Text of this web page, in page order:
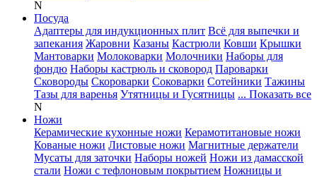
N
Посуда
Адаптеры для индукционных плит Всё для выпечки и
запекания Жаровни Казаны Кастрюли Ковши Крышки
Мантоварки Молоковарки Молочники Наборы для
фондю Наборы кастрюль и сковород Пароварки
Сковороды Скороварки Соковарки Сотейники Тажины
Тазы для варенья Утятницы и Гусятницы ... Показать все
N
Ножи
Керамические кухонные ножи Керамотитановые ножи
Кованые ножи Листовые ножи Магнитные держатели
Мусаты для заточки Наборы ножей Ножи из дамасской
стали Ножи с тефлоновым покрытием Ножницы и